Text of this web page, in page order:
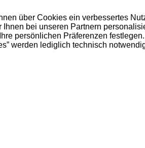
über Cookies ein verbessertes
bei unseren Partnern
persönlichen Präferenzen
werden lediglich technisch